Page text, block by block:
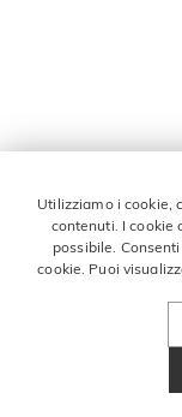
Utilizziamo i cookie,
contenuti. I cookie
possibile.
cookie. Puoi